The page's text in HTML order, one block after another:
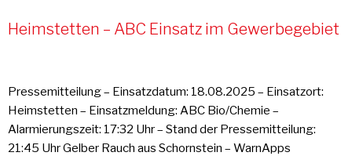
Heimstetten – ABC Einsatz im Gewerbegebiet
Pressemitteilung – Einsatzdatum: 18.08.2025 – Einsatzort:
Heimstetten – Einsatzmeldung: ABC Bio/Chemie –
Alarmierungszeit: 17:32 Uhr – Stand der Pressemitteilung:
21:45 Uhr Gelber Rauch aus Schornstein – WarnApps